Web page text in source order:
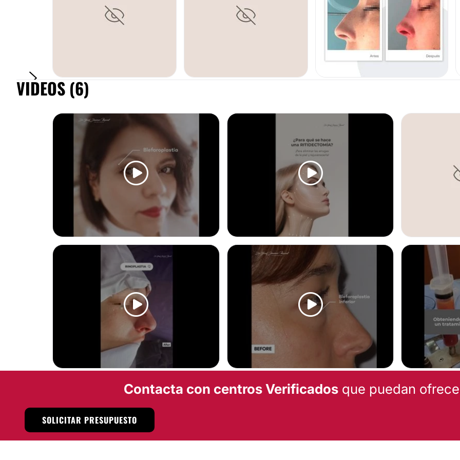
ABDOMINOPLASTIA
VIDEOS (6)
RINOPLASTIA BLEFAROPLASTIA
Contacta con centros Verificadosque puedan
SOLICITAR PRESUPUESTO